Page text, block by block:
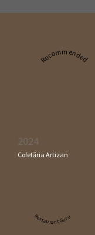
Recommended
2024
Cofetăria Artizan
Restaurant Guru